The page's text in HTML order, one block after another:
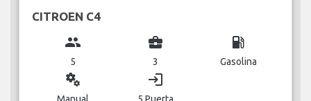
CITROEN C4
group
5
business_center
3
local_gas_station
Gasolina
miscellaneous_services login